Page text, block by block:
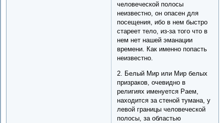
человеческой полосы
неизвестно, он опасен для
посещения, ибо в нем быстро
стареет тело, из-за того что в
нем нет нашей эманации
времени. Как именно попасть
неизвестно.
2. Белый Мир или Мир белых
призраков, очевидно в
религиях именуется Раем,
находится за стеной тумана, у
левой границы человеческой
полосы, за областью